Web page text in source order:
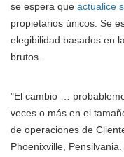
se espera que actualice
propietarios únicos. Se
elegibilidad basados en
brutos.
"El cambio …
veces o más en el
de operaciones de
Phoenixville,